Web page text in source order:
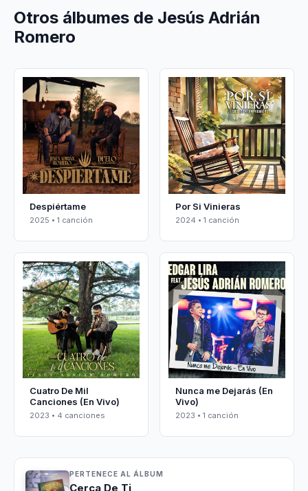
Otros álbumes de Jesús Adrián
Romero
Despiértame
2025 • 1 canción
Por Si Vinieras
2024 • 1 canción
Cuatro De Mil
Canciones (En Vivo)
2023 • 4 canciones
Nunca me Dejarás (En
Vivo)
2023 • 1 canción
PERTENECE AL ÁLBUM
Cerca De Ti